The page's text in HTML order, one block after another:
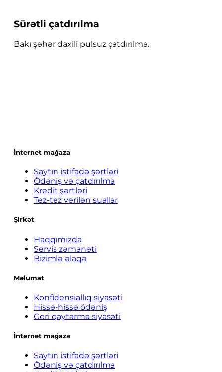
Sürətli çatdırılma
Bakı şəhər daxili pulsuz çatdırılma.
İnternet mağaza
Saytın istifadə şərtləri
Ödəniş və çatdırılma
Kredit şərtləri
Tez-tez verilən suallar
Şirkət
Haqqımızda
Servis zəmanəti
Bizimlə əlaqə
Məlumat
Konfidensiallıq siyasəti
Hissə-hissə ödəniş
Geri qaytarma siyasəti
İnternet mağaza
Saytın istifadə şərtləri
Ödəniş və çatdırılma